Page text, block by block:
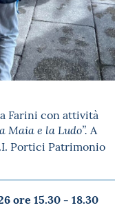
Farini con attività
Maia e la Ludo”. A
Portici Patrimonio
ore 15.30 - 18.30